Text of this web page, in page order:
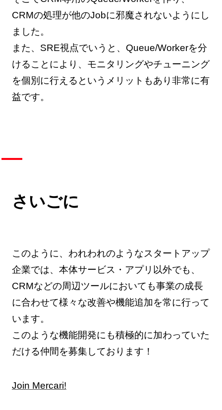
CRMの処理が他のJobに邪魔されないようにし
ました。
また、SRE視点でいうと、Queue/Workerを分
けることにより、モニタリングやチューニング
を個別に行えるというメリットもあり非常に有
益です。
さいごに
このように、われわれのようなスタートアップ
企業では、本体サービス・アプリ以外でも、
CRMなどの周辺ツールにおいても事業の成長
に合わせて様々な改善や機能追加を常に行って
います。
このような機能開発にも積極的に加わっていた
だける仲間を募集しております！
Join Mercari!